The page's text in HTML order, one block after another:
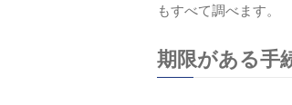
もすべて調べます。
期限がある手